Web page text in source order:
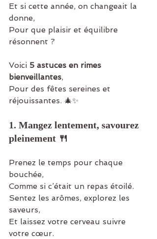
Et si cette année, on changeait la
donne,
Pour que plaisir et équilibre
résonnent ?
Voici 5 astuces en rimes
bienveillantes,
Pour des fêtes sereines et
réjouissantes. 🎄✨
1. Mangez lentement, savourez
pleinement 🍴
Prenez le temps pour chaque
bouchée,
Comme si c’était un repas étoilé.
Sentez les arômes, explorez les
saveurs,
Et laissez votre cerveau suivre
votre cœur.